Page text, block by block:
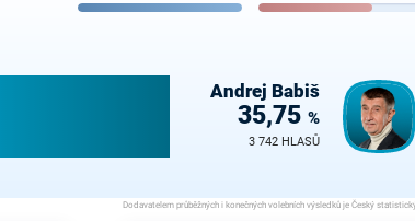
Andrej Babiš
35,75%
3 742 HLASŮ